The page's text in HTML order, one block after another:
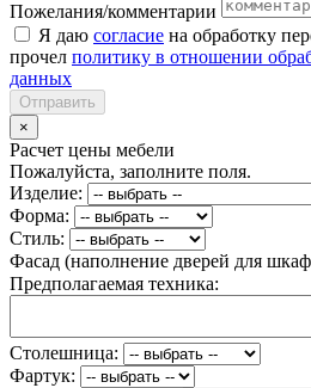
Пожелания/комментарии
Я даю согласие на обработку
прочел политику в отношении
данных
Отправить
×
Расчет цены мебели
Пожалуйста, заполните поля.
Изделие:
Форма:
Стиль:
Фасад (наполнение дверей для
Предполагаемая техника:
Столешница:
Фартук: